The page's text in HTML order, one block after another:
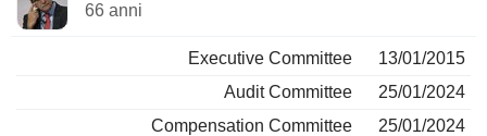
66 anni
Executive Committee
13/01/2015
Audit Committee
25/01/2024
Compensation Committee
25/01/2024